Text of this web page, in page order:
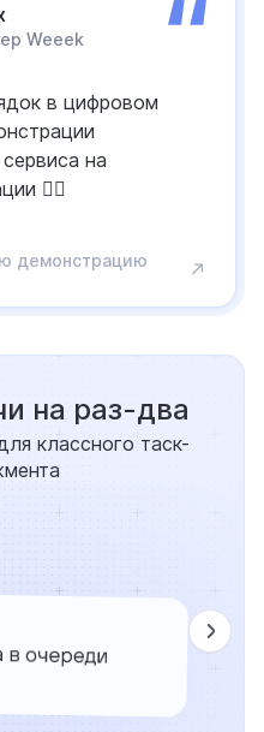
Weeek
в цифровом
на
👇🏻
демонстрацию
на раз-два
классного таск-